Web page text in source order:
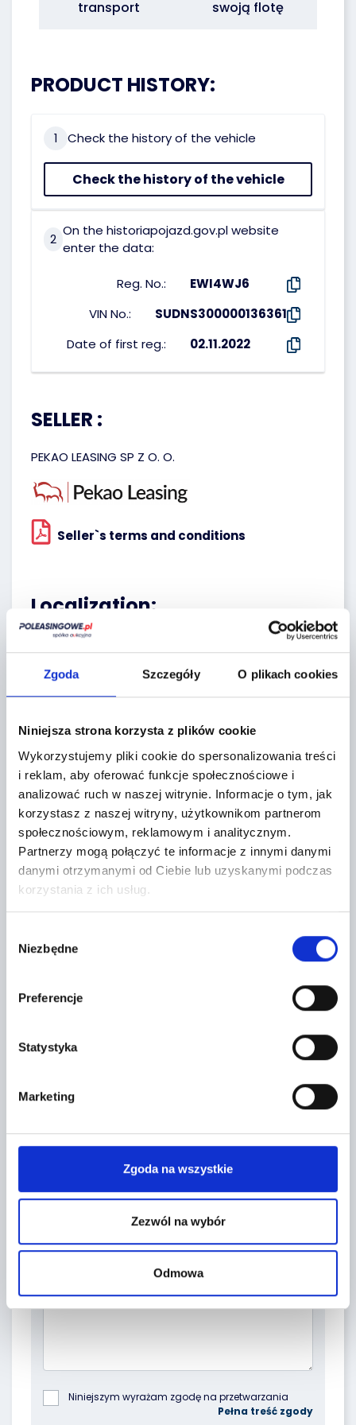
Zgoda Szczegóły O plikach cookies
Niniejsza strona korzysta z plików cookie
Wykorzystujemy pliki cookie do spersonalizowania treści
i reklam, aby oferować funkcje społecznościowe i
analizować ruch w naszej witrynie. Informacje o tym, jak
korzystasz z naszej witryny, użytkownikom partnerom
społecznościowym, reklamowym i analitycznym.
Partnerzy mogą połączyć te informacje z innymi danymi
danymi otrzymanymi od Ciebie lub uzyskanymi podczas
korzystania z ich usług.
zgody
Niezbędne
Preferencje
Statystyka
Marketing
Zgoda na wszystkie
Zezwól na wybór
Odmowa
transport swoją flotę
PRODUCT HISTORY:
1 Check the history of the vehicle
Check the history of the vehicle
2
On the historiapojazd.gov.pl website
enter the data:
Reg. No.:
EWI4WJ6
VIN No.:
SUDNS300000136361
Date of first reg.:
02.11.2022
SELLER :
PEKAO LEASING SP Z O. O.
Seller`s terms and conditions
Localization:
Miękinia,
+
−
Topic *
Niniejszym wyrażam zgodę na przetwarzania
podanych przeze mnie danych osobowych przez